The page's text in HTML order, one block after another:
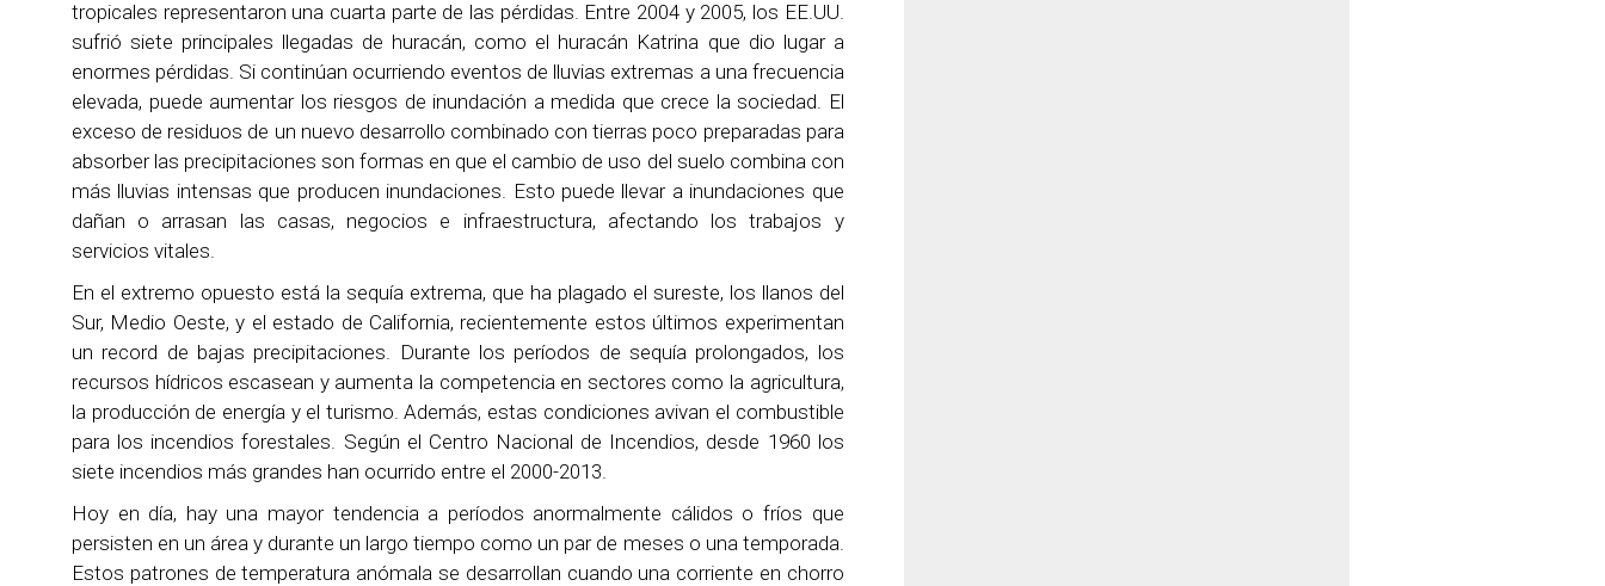
tropicales representaron una cuarta parte de las pérdidas. Entre 2004 y 2005, los EE.UU.
sufrió siete principales llegadas de huracán, como el huracán Katrina que dio lugar a
enormes pérdidas. Si continúan ocurriendo eventos de lluvias extremas a una frecuencia
elevada, puede aumentar los riesgos de inundación a medida que crece la sociedad. El
exceso de residuos de un nuevo desarrollo combinado con tierras poco preparadas para
absorber las precipitaciones son formas en que el cambio de uso del suelo combina con
más lluvias intensas que producen inundaciones. Esto puede llevar a inundaciones que
dañan o arrasan las casas, negocios e infraestructura, afectando los trabajos y
servicios vitales.
En el extremo opuesto está la sequía extrema, que ha plagado el sureste, los llanos del
Sur, Medio Oeste, y el estado de California, recientemente estos últimos experimentan
un record de bajas precipitaciones. Durante los períodos de sequía prolongados, los
recursos hídricos escasean y aumenta la competencia en sectores como la agricultura,
la producción de energía y el turismo. Además, estas condiciones avivan el combustible
para los incendios forestales. Según el Centro Nacional de Incendios, desde 1960 los
siete incendios más grandes han ocurrido entre el 2000-2013.
Hoy en día, hay una mayor tendencia a períodos anormalmente cálidos o fríos que
persisten en un área y durante un largo tiempo como un par de meses o una temporada.
Estos patrones de temperatura anómala se desarrollan cuando una corriente en chorro